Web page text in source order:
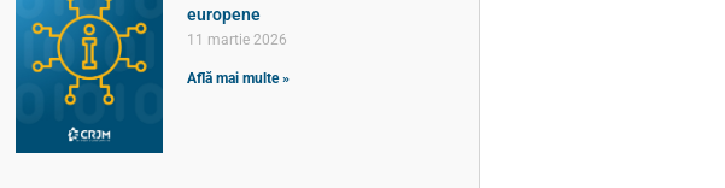
europene
11 martie 2026
Află mai multe »